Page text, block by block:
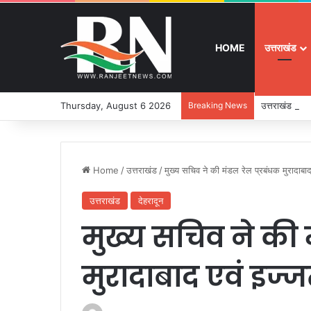
HOME उत्तराखंड
Thursday, August 6 2026 Breaking News उत्तराखंड में
Home /उत्तराखंड /मुख्य सचिव ने की मंडल रेल प्रबंधक
उत्तराखंड देहरादून
मुख्य सचिव ने की
मुरादाबाद एवं